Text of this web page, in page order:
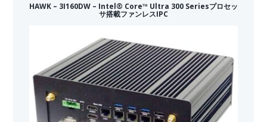
HAWK – 3I160DW – Intel® Core™ Ultra 300 Seriesプロセッ
サ搭載ファンレスIPC